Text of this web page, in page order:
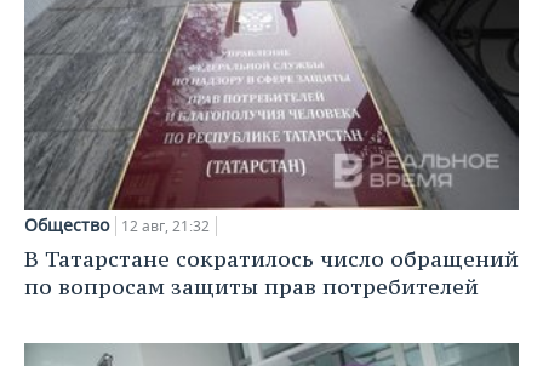
Общество 12 авг, 21:32
В Татарстане сократилось число обращений
по вопросам защиты прав потребителей